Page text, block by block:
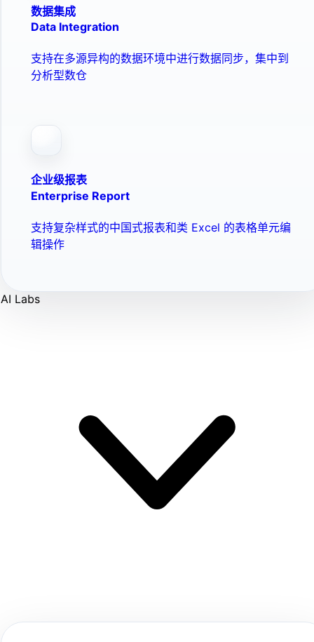
数据集成
Data Integration
支持在多源异构的数据环境中进行数据同步，集中到
分析型数仓
企业级报表
Enterprise Report
支持复杂样式的中国式报表和类 Excel 的表格单元编
辑操作
AI Labs